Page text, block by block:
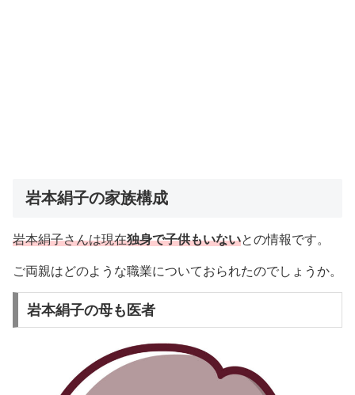
岩本絹子の家族構成
岩本絹子さんは現在独身で子供もいないとの情報です。
ご両親はどのような職業についておられたのでしょうか。
岩本絹子の母も医者